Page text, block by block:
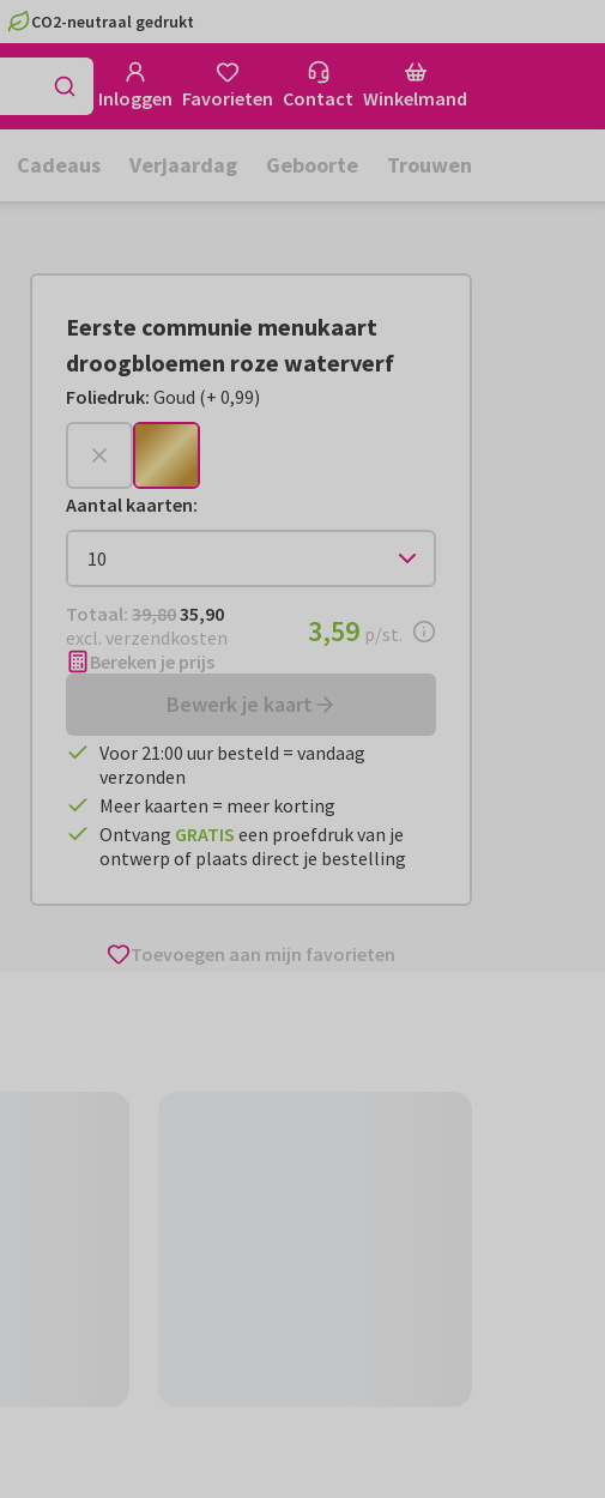
CO2-neutraal gedrukt
Inloggen Favorieten Contact Winkelmand
Cadeaus Verjaardag Geboorte Trouwen
Eerste communie menukaart
droogbloemen roze waterverf
Foliedruk:Goud (
+€ 0,99
+ 0,99)
Aantal kaarten:
Totaal: € 35,90
Totaal: 39,8035,90
excl. verzendkosten
€ 3,59per stuk
3,59 p/st.
Bereken je prijs
Bewerk je kaart
Voor 21:00 uur besteld = vandaag
verzonden
Meer kaarten = meer korting
Ontvang GRATIS een proefdruk van je
ontwerp of plaats direct je bestelling
Toevoegen aan mijn favorieten